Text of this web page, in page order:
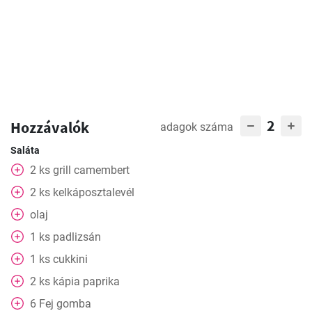
Hozzávalók adagok száma 2
Saláta
2 ks grill camembert
2 ks kelkáposztalevél
olaj
1 ks padlizsán
1 ks cukkini
2 ks kápia paprika
6 Fej gomba